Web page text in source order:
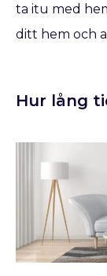
ta itu med
ditt hem och
Hur lång